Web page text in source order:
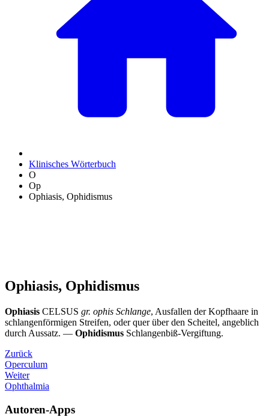
Klinisches Wörterbuch
O
Op
Ophiasis, Ophidismus
Ophiasis, Ophidismus
Ophiasis CELSUS gr. ophis Schlange, Ausfallen der Kopfhaare in
schlangenförmigen Streifen, oder quer über den Scheitel, angeblich
durch Aussatz. — Ophidismus Schlangenbiß-Vergiftung.
Zurück
Operculum
Weiter
Ophthalmia
Autoren-Apps